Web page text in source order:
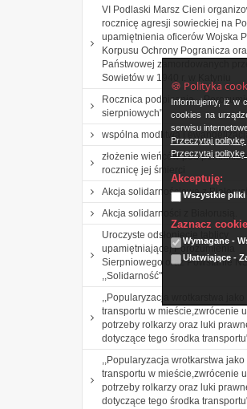
🍪 Polityka
Informujemy, iż w
cookies na
serwisu
Przeczytaj
Przeczytaj politykę
Akceptuję:
Wszystkie
Zaznacz
Wymagane -
Ułatwiające -
VI Podlaski Marsz Cieni
rocznicę agresji sowieckiej na
upamiętnienia oficerów Wojska
Korpusu Ochrony Pogranicza
Państwowej zamordowanych
Sowietów w 1940 r. w Katyniu
Rocznica podpisania ,,
sierpniowych"
wspólna modlitwa i
złożenie wieńców pod pomnikiem
rocznicę jej śmierci
Akcja solidarnościowa z
Akcja solidarności z Białorusią.
Uroczyste odsłonięcie tablicy
upamiętniającej Porozumienia
Sierpniowego oraz Powstanie
,,Solidarność"
,,Popularyzacja wrotkarstwa jako
transportu w mieście,zwrócenie
potrzeby rolkarzy oraz luki
dotyczące tego środka
,,Popularyzacja wrotkarstwa
transportu w mieście,zwrócenie
potrzeby rolkarzy oraz luki
dotyczące tego środka